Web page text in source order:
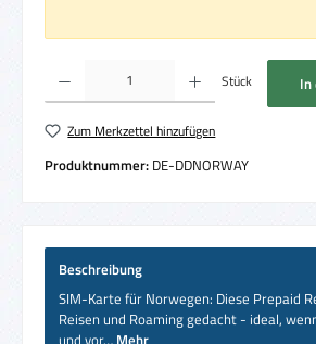
Produkt Anzahl: Gib den gewünschten Wert ein
Stück In
Zum Merkzettel hinzufügen
Produktnummer: DE-DDNORWAY
Beschreibung
SIM-Karte für Norwegen: Diese Prepaid
Reisen und Roaming gedacht - ideal,
und vor… Mehr